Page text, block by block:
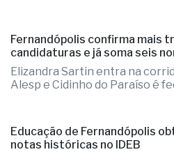
Fernandópolis confirma mais
candidaturas e já soma seis
Elizandra Sartin entra na
Alesp e Cidinho do Paraíso é
Educação de Fernandópolis
notas históricas no IDEB